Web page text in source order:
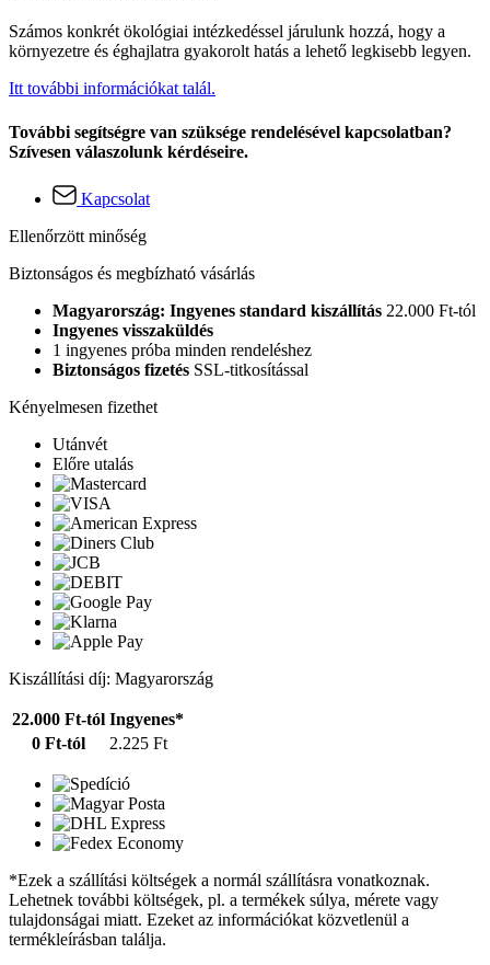
Számos konkrét ökológiai intézkedéssel járulunk hozzá, hogy a
környezetre és éghajlatra gyakorolt hatás a lehető legkisebb legyen.
Itt további információkat talál.
További segítségre van szüksége rendelésével kapcsolatban?
Szívesen válaszolunk kérdéseire.
Kapcsolat
Ellenőrzött minőség
Biztonságos és megbízható vásárlás
Magyarország: Ingyenes standard kiszállítás 22.000 Ft-tól
Ingyenes visszaküldés
1 ingyenes próba minden rendeléshez
Biztonságos fizetés SSL-titkosítással
Kényelmesen fizethet
Utánvét
Előre utalás
Kiszállítási díj: Magyarország
22.000 Ft-tól Ingyenes*
0 Ft-tól
2.225 Ft
*Ezek a szállítási költségek a normál szállításra vonatkoznak.
Lehetnek további költségek, pl. a termékek súlya, mérete vagy
tulajdonságai miatt. Ezeket az információkat közvetlenül a
termékleírásban találja.